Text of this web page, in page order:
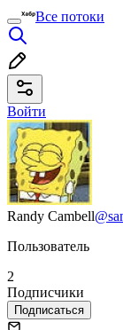
Все потоки
Войти
Randy Cambell
Пользователь
2
Подписчики
Подписаться